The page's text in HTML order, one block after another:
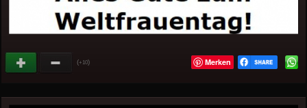
(+10) Merken